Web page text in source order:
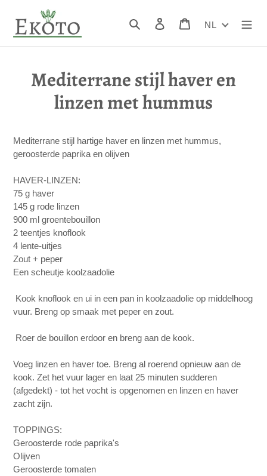
naar
inhoud
Zoeken Inloggen Winkelwagen
NL
Mediterrane stijl haver en
linzen met hummus
Mediterrane stijl hartige haver en linzen met hummus,
geroosterde paprika en olijven
⁣HAVER-LINZEN:⁣
⁣75 g haver⁣
⁣145 g rode linzen⁣
⁣900 ml groentebouillon⁣
⁣2 teentjes knoflook⁣
⁣4 lente-uitjes
⁣Zout + peper⁣
Een scheutje koolzaadolie
⁣ Kook knoflook en ui in een pan in koolzaadolie op middelhoog
vuur. Breng op smaak met peper en zout.
⁣ Roer de bouillon erdoor en breng aan de kook. ⁣
⁣Voeg linzen en haver toe. Breng al roerend opnieuw aan de
kook. Zet het vuur lager en laat 25 minuten sudderen
(afgedekt) - tot het vocht is opgenomen en linzen en haver
zacht zijn. ⁣
⁣TOPPINGS:⁣
⁣Geroosterde rode paprika's⁣
⁣Olijven⁣
⁣Geroosterde tomaten⁣